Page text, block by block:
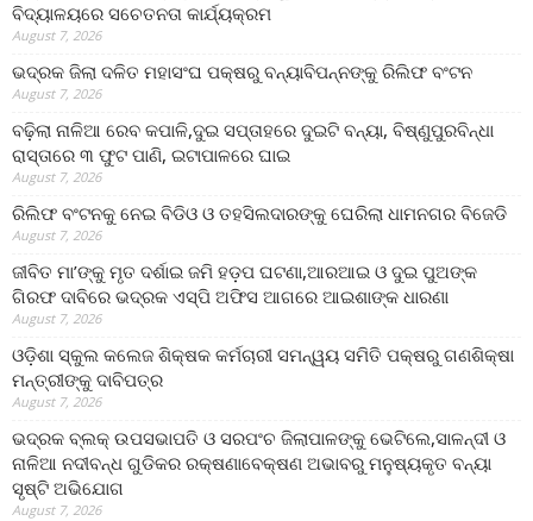
ବିଦ୍ୟାଳୟରେ ସଚେତନତା କାର୍ଯ୍ୟକ୍ରମ
August 7, 2026
ଭଦ୍ରକ ଜିଲା ଦଳିତ ମହାସଂଘ ପକ୍ଷରୁ ବନ୍ୟାବିପନ୍ନଙ୍କୁ ରିଲିଫ ବଂଟନ
August 7, 2026
ବଢ଼ିଲା ନାଳିଆ ରେବ କପାଳି,ଦୁଇ ସପ୍ତାହରେ ଦୁଇଟି ବନ୍ୟା, ବିଷ୍ଣୁପୁରବିନ୍ଧା
ରାସ୍ତାରେ ୩ ଫୁଟ ପାଣି, ଇଟାପାଳରେ ଘାଇ
August 7, 2026
ରିଲିଫ ବଂଟନକୁ ନେଇ ବିଡିଓ ଓ ତହସିଲଦାରଙ୍କୁ ଘେରିଲା ଧାମନଗର ବିଜେଡି
August 7, 2026
ଜୀବିତ ମା’ଙ୍କୁ ମୃତ ଦର୍ଶାଇ ଜମି ହଡ଼ପ ଘଟଣା,ଆରଆଇ ଓ ଦୁଇ ପୁଅଙ୍କ
ଗିରଫ ଦାବିରେ ଭଦ୍ରକ ଏସ୍‌ପି ଅଫିସ ଆଗରେ ଆଇଶାଙ୍କ ଧାରଣା
August 7, 2026
ଓଡ଼ିଶା ସ୍କୁଲ କଲେଜ ଶିକ୍ଷକ କର୍ମଚାରୀ ସମନ୍ୱୟ ସମିତି ପକ୍ଷରୁ ଗଣଶିକ୍ଷା
ମନ୍ତ୍ରୀଙ୍କୁ ଦାବିପତ୍ର
August 7, 2026
ଭଦ୍ରକ ବ୍ଲକ୍ ଉପସଭାପତି ଓ ସରପଂଚ ଜିଲାପାଳଙ୍କୁ ଭେଟିଲେ,ସାଳନ୍ଦୀ ଓ
ନାଳିଆ ନଦୀବନ୍ଧ ଗୁଡିକର ରକ୍ଷଣାବେକ୍ଷଣ ଅଭାବରୁ ମନୁଷ୍ୟକୃତ ବନ୍ୟା
ସୃଷ୍ଟି ଅଭିଯୋଗ
August 7, 2026